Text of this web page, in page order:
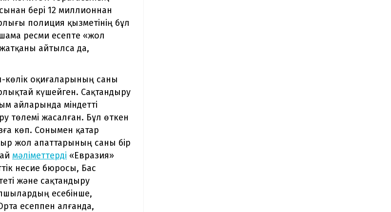
бері 12 миллионнан
полиция қызметінің бұл
ресми есепте «жол
айтылса да,
оқиғаларының саны
күшейген. Сақтандыру
айларында міндетті
төлемі жасалған. Бұл өткен
көп. Сонымен қатар
жол апаттарының саны бір
мәліметтерді «Евразия»
несие бюросы, Бас
және сақтандыру
есебінше,
есеппен алғанда,